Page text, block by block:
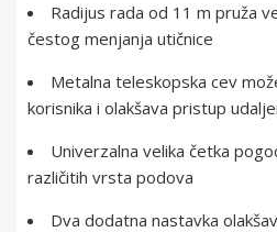
Radijus rada od 11 m pruža
čestog menjanja utičnice
Metalna teleskopska cev
korisnika i olakšava pristup
Univerzalna velika četka
različitih vrsta podova
Dva dodatna nastavka